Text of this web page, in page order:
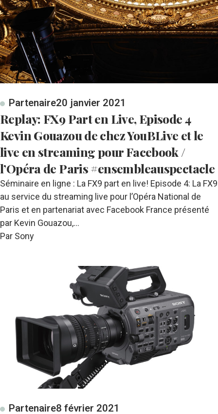
Partenaire20 janvier 2021
Replay: FX9 Part en Live, Episode 4
Kevin Gouazou de chez YouBLive et le
live en streaming pour Facebook /
l’Opéra de Paris #ensembleauspectacle
Séminaire en ligne : La FX9 part en live! Episode 4: La FX9
au service du streaming live pour l’Opéra National de
Paris et en partenariat avec Facebook France présenté
par Kevin Gouazou,…
Par Sony
Partenaire8 février 2021